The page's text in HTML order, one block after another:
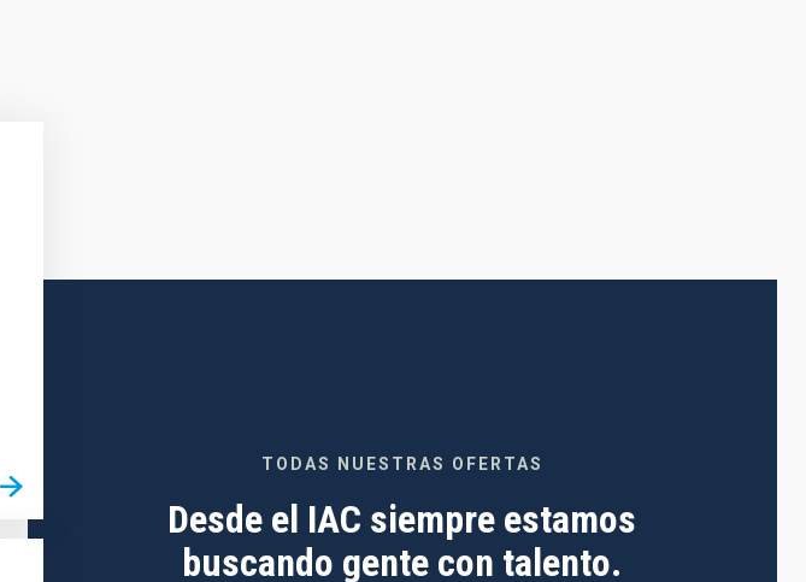
TODAS NUESTRAS OFERTAS
Desde el IAC siempre estamos
buscando gente con talento.